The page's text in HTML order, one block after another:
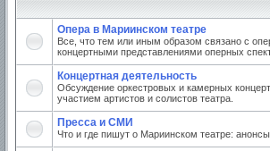
Опера в Мариинском театре
Все, что тем или иным образом связано с
концертными представлениями оперных
Концертная деятельность
Обсуждение оркестровых и камерных
участием артистов и солистов театра.
Пресса и СМИ
Что и где пишут о Мариинском театре: